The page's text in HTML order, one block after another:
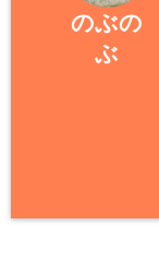
のぶの
ぶ